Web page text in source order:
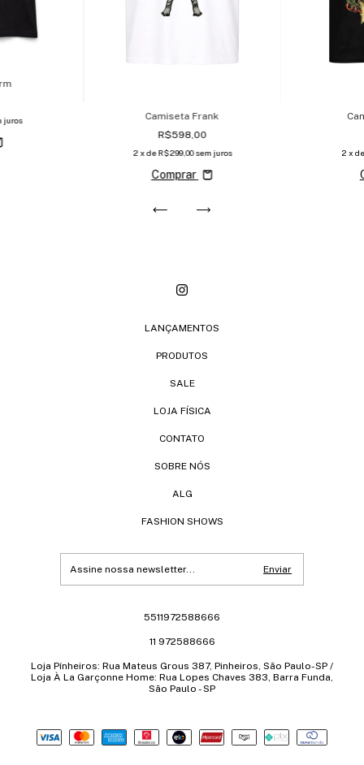
juros
Camiseta Frank
R$598,00
2x deR$299,00 sem juros
Comprar
2 x
LANÇAMENTOS
PRODUTOS
SALE
LOJA FÍSICA
CONTATO
SOBRE NÓS
ALG
FASHION SHOWS
5511972588666
11 972588666
Loja Pínheiros: Rua Mateus Grous 387, Pinheiros, São Paulo-SP /
Loja À La Garçonne Home: Rua Lopes Chaves 383, Barra Funda,
São Paulo - SP